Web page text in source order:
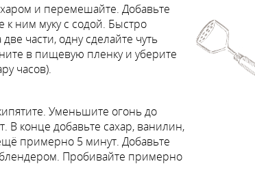
и перемешайте. Добавьте
к ним муку с содой. Быстро
части, одну сделайте чуть
в пищевую пленку и уберите
часов).
Уменьшите огонь до
конце добавьте сахар, ванилин,
примерно 5 минут. Добавьте
Пробивайте примерно